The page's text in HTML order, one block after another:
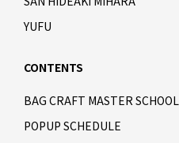
YUFU
CONTENTS
BAG CRAFT MASTER SCHOOL
POPUP SCHEDULE